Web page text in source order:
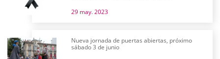
29 may. 2023
Nueva jornada de puertas abiertas, próximo
sábado 3 de junio